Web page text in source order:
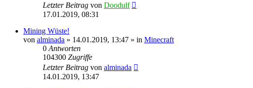
Letzter Beitrag von Doodulf
17.01.2019, 08:31
Mining Wüste!
von alminada » 14.01.2019, 13:47 » in Minecraft
0 Antworten
104300 Zugriffe
Letzter Beitrag von alminada
14.01.2019, 13:47